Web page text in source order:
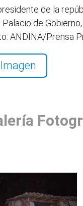
de la
de
ANDINA/Prensa